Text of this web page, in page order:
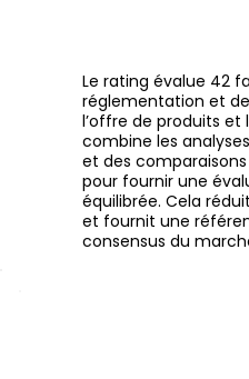
Le rating évalue 42
réglementation et
l’offre de produits et
combine les
et des
pour fournir une
équilibrée. Cela
et fournit une
consensus du